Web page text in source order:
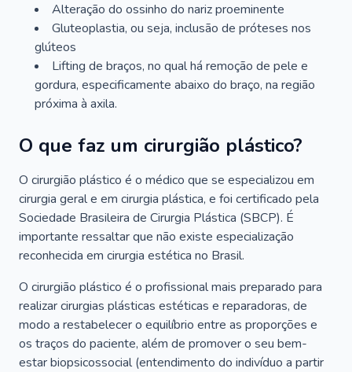
Alteração do ossinho do nariz proeminente
Gluteoplastia, ou seja, inclusão de próteses nos
glúteos
Lifting de braços, no qual há remoção de pele e
gordura, especificamente abaixo do braço, na região
próxima à axila.
O que faz um cirurgião plástico?
O cirurgião plástico é o médico que se especializou em
cirurgia geral e em cirurgia plástica, e foi certificado pela
Sociedade Brasileira de Cirurgia Plástica (SBCP). É
importante ressaltar que não existe especialização
reconhecida em cirurgia estética no Brasil.
O cirurgião plástico é o profissional mais preparado para
realizar cirurgias plásticas estéticas e reparadoras, de
modo a restabelecer o equilíbrio entre as proporções e
os traços do paciente, além de promover o seu bem-
estar biopsicossocial (entendimento do indivíduo a partir